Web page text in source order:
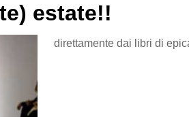
estate!!
direttamente dai libri di